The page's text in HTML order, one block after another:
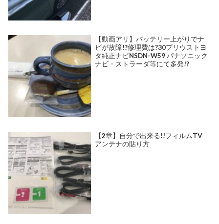
【動画アリ】バッテリー上がりでナ
ビが故障!?修理費は?30プリウストヨ
タ純正ナビNSDN-W59 パナソニック
ナビ・ストラーダ等にて多発!?
【2章】自分で出来る!!フィルムTV
アンテナの貼り方